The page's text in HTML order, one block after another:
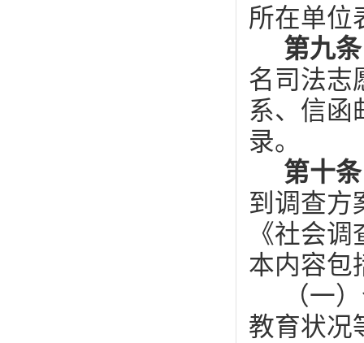
所在单位
第九
名司法志
系、信函
录。
第十
到调查方
《社会
本内容包
（一
教育状况